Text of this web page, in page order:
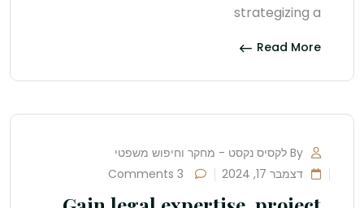
strategizing a
Read More
By לקסיס נקסט - מחקר וחיפוש משפטי
דצמבר 17, 2024